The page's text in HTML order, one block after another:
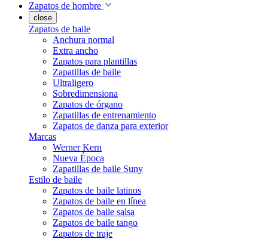
Zapatos de hombre
close
Zapatos de baile
Anchura normal
Extra ancho
Zapatos para plantillas
Zapatillas de baile
Ultraligero
Sobredimensiona
Zapatos de órgano
Zapatillas de entrenamiento
Zapatos de danza para exterior
Marcas
Werner Kern
Nueva Época
Zapatillas de baile Suny
Estilo de baile
Zapatos de baile latinos
Zapatos de baile en línea
Zapatos de baile salsa
Zapatos de baile tango
Zapatos de traje